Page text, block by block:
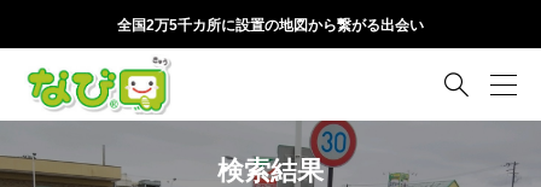
全国2万5千カ所に設置の地図から繋がる出会い

検索結果